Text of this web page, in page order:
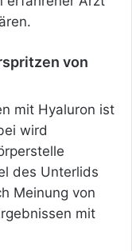
von
mit Hyaluron ist
wird
des Unterlids
Meinung von
mit